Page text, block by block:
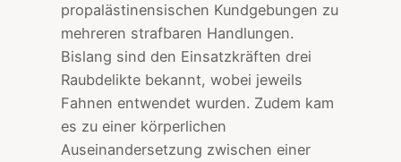
propalästinensischen Kundgebungen zu
mehreren strafbaren Handlungen.
Bislang sind den Einsatzkräften drei
Raubdelikte bekannt, wobei jeweils
Fahnen entwendet wurden. Zudem kam
es zu einer körperlichen
Auseinandersetzung zwischen einer